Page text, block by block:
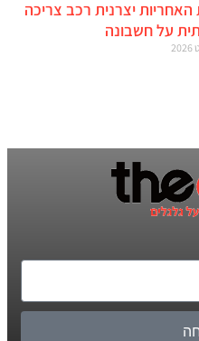
יצרנית רכב צריכה
על חשבונה